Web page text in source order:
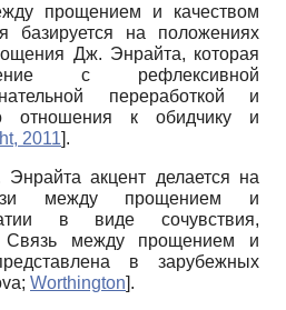
прощением и качеством
базируется на положениях
Дж. Эн­райта, которая
с рефлексивной
переработкой и
отношения к обидчику и
2011].
акцент делается на
между прощением и
в виде сочувствия,
между прощением и
в зарубежных
; Worthington].